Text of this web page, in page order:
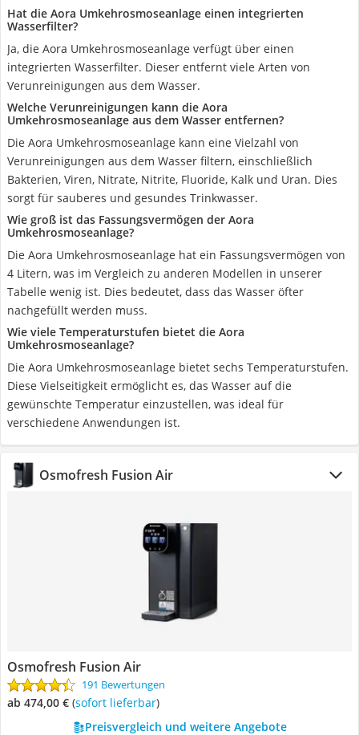
Hat die Aora Umkehrosmoseanlage einen integrierten
Wasserfilter?
Ja, die Aora Umkehrosmoseanlage verfügt über einen
integrierten Wasserfilter. Dieser entfernt viele Arten von
Verunreinigungen aus dem Wasser.
Welche Verunreinigungen kann die Aora
Umkehrosmoseanlage aus dem Wasser entfernen?
Die Aora Umkehrosmoseanlage kann eine Vielzahl von
Verunreinigungen aus dem Wasser filtern, einschließlich
Bakterien, Viren, Nitrate, Nitrite, Fluoride, Kalk und Uran. Dies
sorgt für sauberes und gesundes Trinkwasser.
Wie groß ist das Fassungsvermögen der Aora
Umkehrosmoseanlage?
Die Aora Umkehrosmoseanlage hat ein Fassungsvermögen von
4 Litern, was im Vergleich zu anderen Modellen in unserer
Tabelle wenig ist. Dies bedeutet, dass das Wasser öfter
nachgefüllt werden muss.
Wie viele Temperaturstufen bietet die Aora
Umkehrosmoseanlage?
Die Aora Umkehrosmoseanlage bietet sechs Temperaturstufen.
Diese Vielseitigkeit ermöglicht es, das Wasser auf die
gewünschte Temperatur einzustellen, was ideal für
verschiedene Anwendungen ist.
Osmofresh Fusion Air
Osmofresh Fusion Air
191 Bewertungen
ab 474,00 € ( Sofort lieferbar)
Preisvergleich und weitere Angebote